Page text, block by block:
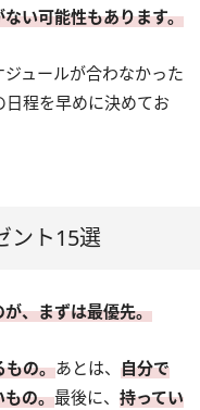
い可能性もあります。
ュールが合わなかった
程を早めに決めてお
ント15選
、まずは最優先。
もの。あとは、 自分で
もの。最後に、 持ってい